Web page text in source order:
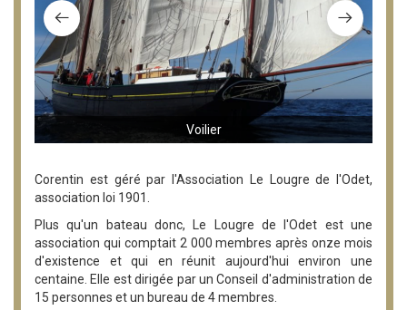
Voilier
Corentin est géré par l'Association Le Lougre de l'Odet,
association loi 1901.
Plus qu'un bateau donc, Le Lougre de l'Odet est une
association qui comptait 2 000 membres après onze mois
d'existence et qui en réunit aujourd'hui environ une
centaine. Elle est dirigée par un Conseil d'administration de
15 personnes et un bureau de 4 membres.